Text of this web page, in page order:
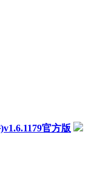
官方版